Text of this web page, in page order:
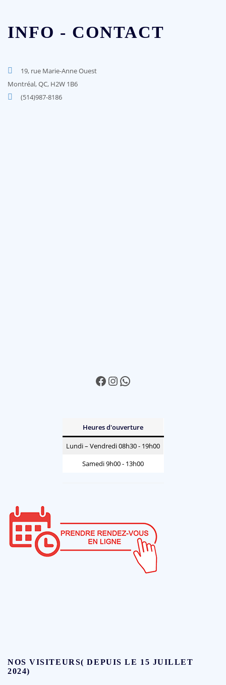
INFO - CONTACT
19, rue Marie-Anne Ouest
Montréal, QC, H2W 1B6
(514)987-8186
Facebook InstagramWhatsApp
Heures d'ouverture
Lundi – Vendredi 08h30 - 19h00
Samedi 9h00 - 13h00
NOS VISITEURS( DEPUIS LE 15 JUILLET
2024)